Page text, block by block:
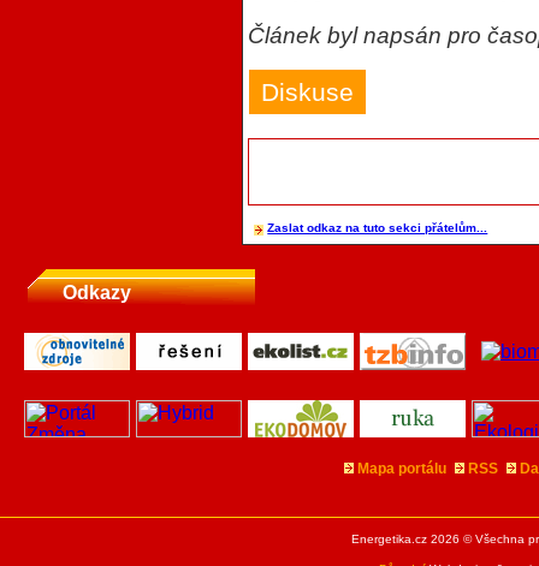
Článek byl napsán pro
Diskuse
Zaslat odkaz na tuto sekci přátelům...
Odkazy
Mapa portálu RSS
Energetika.cz 2026 © Všechna